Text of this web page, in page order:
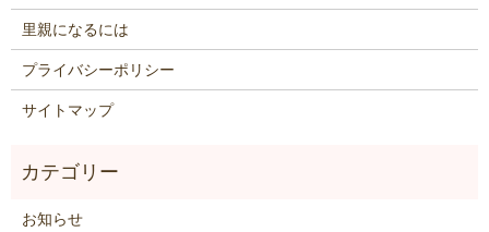
里親になるには
プライバシーポリシー
サイトマップ
お知らせ